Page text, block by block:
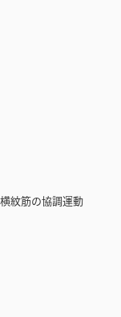
紋筋の協調運動